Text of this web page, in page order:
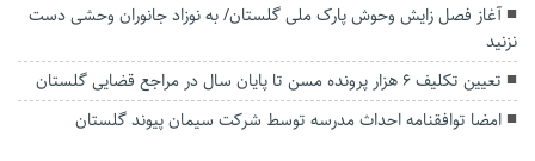
آغاز فصل زایش وحوش پارک ملی گلستان/ به نوزاد جانوران وحشی دست
نزنید
تعیین تکلیف ۶ هزار پرونده مسن تا پایان سال در مراجع قضایی گلستان
امضا توافقنامه احداث مدرسه توسط شرکت سیمان پیوند گلستان